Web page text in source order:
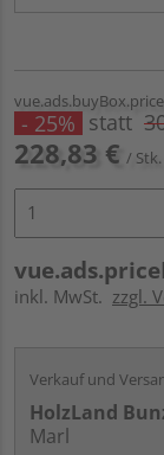
- 25% statt
228,83 € / Stk.
inkl. MwSt. zzgl.
Verkauf und
HolzLand
Marl